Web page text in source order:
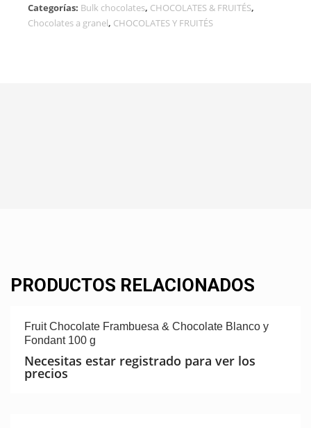
Categorías: Bulk chocolates, CHOCOLATES & FRUITÉS,
Chocolates a granel, CHOCOLATES Y FRUITÉS
PRODUCTOS RELACIONADOS
Fruit Chocolate Frambuesa & Chocolate Blanco y
Fondant 100 g
Necesitas estar registrado para ver los
precios